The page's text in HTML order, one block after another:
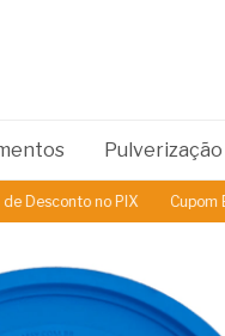
Pulverização
no PIX Cupom